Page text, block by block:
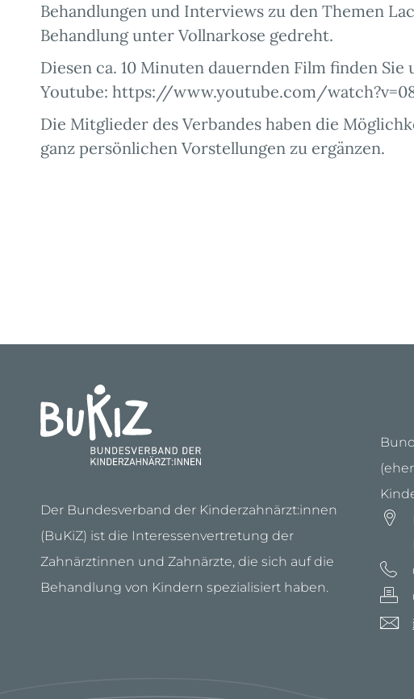
Behandlungen und Interviews zu den Themen
Behandlung unter Vollnarkose gedreht.
Diesen ca. 10 Minuten dauernden Film finden
Youtube: https://www.youtube.com/
Die Mitglieder des Verbandes haben die
ganz persönlichen Vorstellungen zu ergänzen.
Der Bundesverband der Kinderzahnärzt:innen
(BuKiZ) ist die Interessenvertretung der
Zahnärztinnen und Zahnärzte, die sich auf die
Behandlung von Kindern spezialisiert haben.